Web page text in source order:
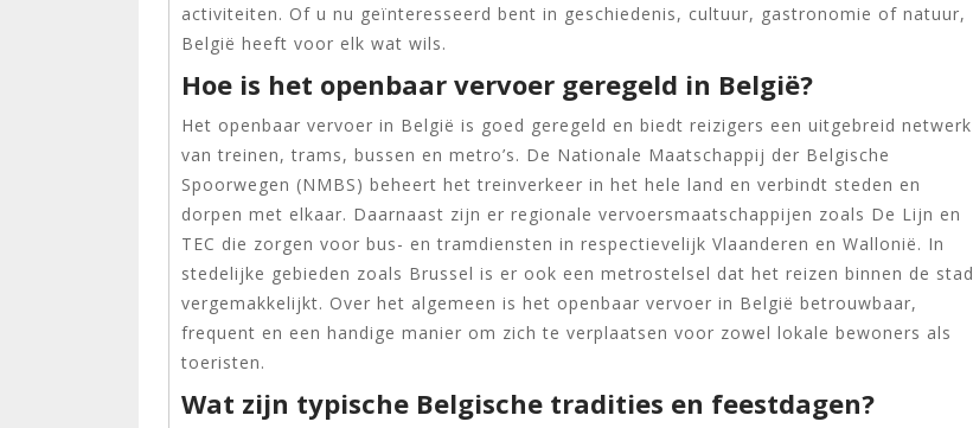
activiteiten. Of u nu geïnteresseerd bent in geschiedenis, cultuur, gastronomie of natuur,
België heeft voor elk wat wils.
Hoe is het openbaar vervoer geregeld in België?
Het openbaar vervoer in België is goed geregeld en biedt reizigers een uitgebreid netwerk
van treinen, trams, bussen en metro’s. De Nationale Maatschappij der Belgische
Spoorwegen (NMBS) beheert het treinverkeer in het hele land en verbindt steden en
dorpen met elkaar. Daarnaast zijn er regionale vervoersmaatschappijen zoals De Lijn en
TEC die zorgen voor bus- en tramdiensten in respectievelijk Vlaanderen en Wallonië. In
stedelijke gebieden zoals Brussel is er ook een metrostelsel dat het reizen binnen de stad
vergemakkelijkt. Over het algemeen is het openbaar vervoer in België betrouwbaar,
frequent en een handige manier om zich te verplaatsen voor zowel lokale bewoners als
toeristen.
Wat zijn typische Belgische tradities en feestdagen?